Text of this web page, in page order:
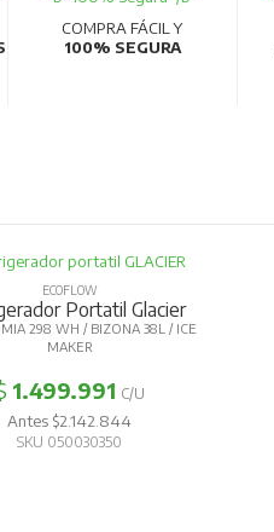
COMPRA FÁCIL Y
100% SEGURA
ECOFLOW
Portatil Glacier
298 WH / BIZONA 38L / ICE
MAKER
1.499.991 C/U
Antes $2.142.844
SKU 050030350